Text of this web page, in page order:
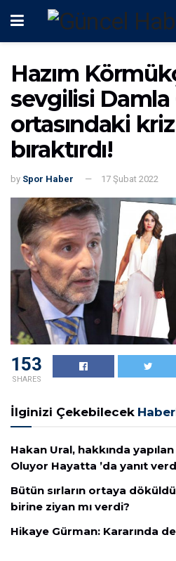
Hazım
sevgilisi
ortasındaki
bıraktırdı!
by Spor Haber 17 Şubat 2022
153
SHARES
İlginizi Çekebilecek
Hakan Ural, hakkında
Oluyor Hayatta ’da yanıt
Bütün sırların ortaya
birine ziyan mı verdi?
Hikaye Gürman: Kararında